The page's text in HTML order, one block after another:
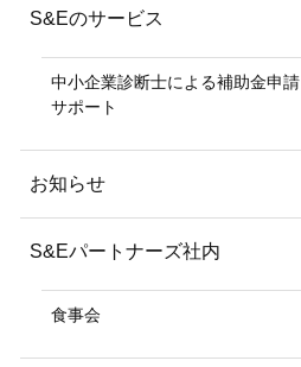
S&Eのサービス
中小企業診断士による補助金申請
サポート
お知らせ
S&Eパートナーズ社内
食事会